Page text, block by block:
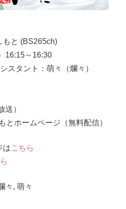
もと (BS265ch)
）16:15～16:30
タント：萌々（爛々）
送）
とホームページ（無料配信）
はこちら
々 , 萌々